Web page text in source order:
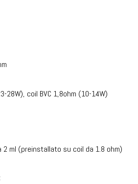
28W), coil BVC 1,8ohm (10-14W)
2 ml (preinstallato su coil da 1.8 ohm)